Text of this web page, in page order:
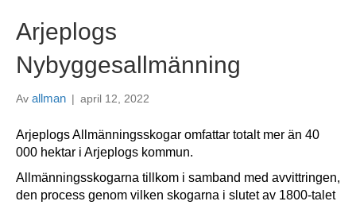
Arjeplogs
Nybyggesallmänning
Av allman | april 12, 2022
Arjeplogs Allmänningsskogar omfattar totalt mer än 40
000 hektar i Arjeplogs kommun.
Allmänningsskogarna tillkom i samband med avvittringen,
den process genom vilken skogarna i slutet av 1800-talet